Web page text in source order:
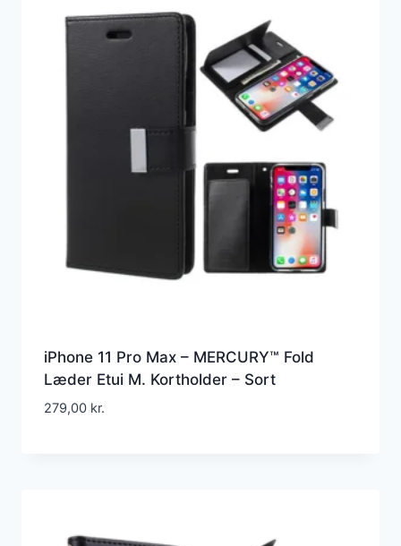
iPhone 11 Pro Max – MERCURY™ Fold
Læder Etui M. Kortholder – Sort
279,00 kr.